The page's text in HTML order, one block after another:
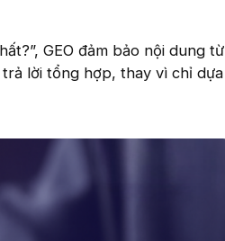
GEO đảm bảo nội dung từ
lời tổng hợp, thay vì chỉ dựa